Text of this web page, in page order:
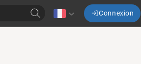
Connexion